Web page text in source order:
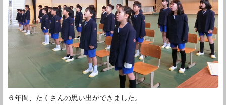
６年間、たくさんの思い出ができました。